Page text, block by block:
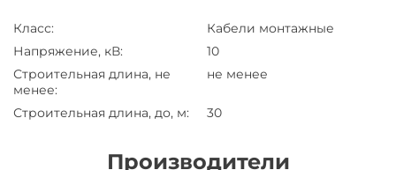
Класс:
Кабели монтажные
Напряжение, кВ:
10
Строительная длина, не
менее:
не менее
Строительная длина, до, м: 30
Производители